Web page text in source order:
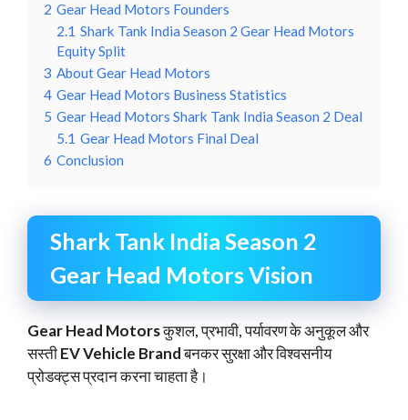
2 Gear Head Motors Founders
2.1 Shark Tank India Season 2 Gear Head Motors
Equity Split
3 About Gear Head Motors
4 Gear Head Motors Business Statistics
5 Gear Head Motors Shark Tank India Season 2 Deal
5.1 Gear Head Motors Final Deal
6 Conclusion
Shark Tank India Season 2
Gear Head Motors Vision
Gear Head Motorsकुशल, प्रभावी, पर्यावरण के अनुकूल और
सस्तीEV Vehicle Brandबनकर सुरक्षा और विश्वसनीय
प्रोडक्ट्स प्रदान करना चाहता है।